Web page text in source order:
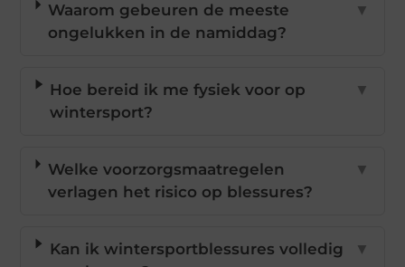
Waarom gebeuren de meeste
ongelukken in de namiddag?
▼
Hoe bereid ik me fysiek voor op
wintersport?
▼
Welke voorzorgsmaatregelen
verlagen het risico op blessures?
▼
Kan ik wintersportblessures volledig
▼